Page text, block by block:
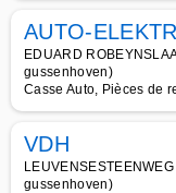
AUTO-
EDUARD
gussenhoven)
Casse Auto, Pièces de
VDH
gussenhoven)